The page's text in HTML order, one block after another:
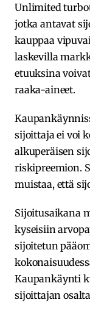
Unlimited
jotka antavat
kauppaa
laskevilla
etuuksina
raaka-aineet.
sijoittaja ei voi
alkuperäisen
riskipreemion.
muistaa, että
Sijoitusaikana
kyseisiin
sijoitetun
Kaupankäynti
sijoittajan